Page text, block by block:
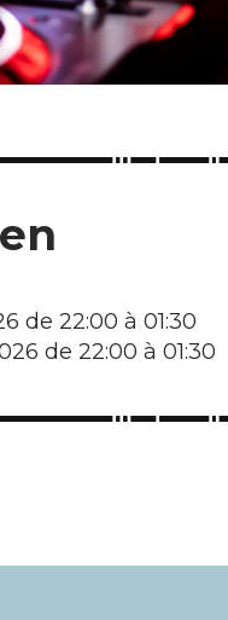
de 22:00 à 01:30
de 22:00 à 01:30